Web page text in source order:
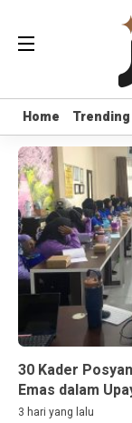
Home Trending
Home Trending
30 Kader
Emas dalam
3 hari yang lalu